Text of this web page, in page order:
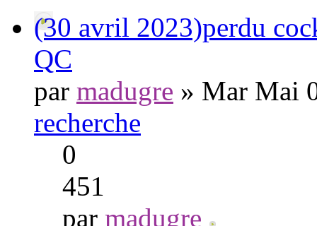
(30 avril 2023)perdu
QC
par madugre » Mar Mai
recherche
0
451
par madugre